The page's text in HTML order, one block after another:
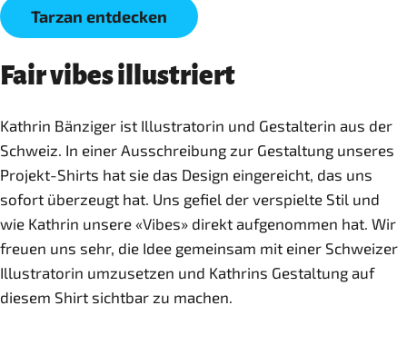
Tarzan entdecken
Fair vibes illustriert
Kathrin Bänziger ist Illustratorin und Gestalterin aus der
Schweiz. In einer Ausschreibung zur Gestaltung unseres
Projekt-Shirts hat sie das Design eingereicht, das uns
sofort überzeugt hat. Uns gefiel der verspielte Stil und
wie Kathrin unsere «Vibes» direkt aufgenommen hat. Wir
freuen uns sehr, die Idee gemeinsam mit einer Schweizer
Illustratorin umzusetzen und Kathrins Gestaltung auf
diesem Shirt sichtbar zu machen.